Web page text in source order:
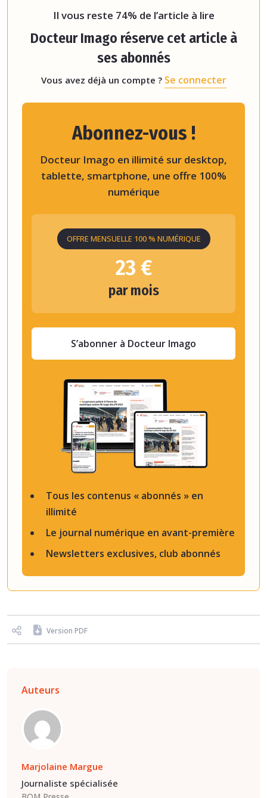
Il vous reste 74% de l’article à lire
Docteur Imago réserve cet article à
ses abonnés
Vous avez déjà un compte ? Se connecter
Tous les contenus « abonnés » en
illimité
Le journal numérique en avant-première
Newsletters exclusives, club abonnés
Abonnez-vous !
Docteur Imago en illimité sur desktop,
tablette, smartphone, une offre 100%
numérique
OFFRE MENSUELLE 100 % NUMÉRIQUE
23 €
par mois
S’abonner à Docteur Imago
Version PDF
Auteurs
Marjolaine Margue
Journaliste spécialisée